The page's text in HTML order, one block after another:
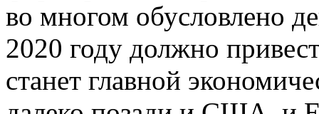
во многом обусловлено
2020 году должно
станет главной